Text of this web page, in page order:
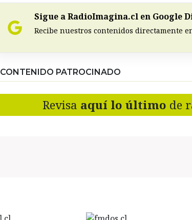
Sigue a RadioImagina.cl en Google
Recibe nuestros contenidos directamente
CONTENIDO PATROCINADO
Revisa aquí lo último de